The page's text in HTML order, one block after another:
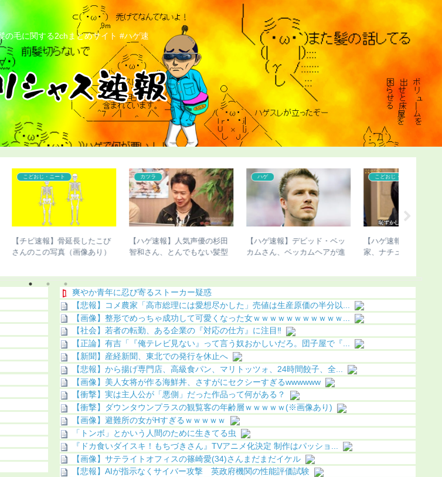
の毛に関する2chまとめサイト #ハゲ速
優の杉田
ない髪型
ハゲ
【ハゲ速報】デビッド・ベッ
カムさん、ベッカムヘアが進
こどおじ・ニート
【ハゲ速報】かまいたち濱
家、ナチュラルにハゲる（画
コンプレックス
【画像】三笘薫の髪、ヤバす
ぎる
爽やか青年に忍び寄るストーカー疑惑
【悲報】コメ農家「高市総理には愛想尽かした」売値は生産原価の半分以...
【画像】整形でめっちゃ成功して可愛くなった女ｗｗｗｗｗｗｗｗｗｗｗ...
【社会】若者の転勤、ある企業の『対応の仕方』に注目‼
【正論】有吉「『俺テレビ見ない』って言う奴おかしいだろ。団子屋で『...
【新聞】産経新聞、東北での発行を休止へ
【悲報】から揚げ専門店、高級食パン、マリトッツォ、24時間餃子、全...
【画像】美人女将が作る海鮮丼、さすがにセクシーすぎるwwwwww
【衝撃】実は主人公が「悪側」だった作品って何がある？
【衝撃】ダウンタウンプラスの観覧客の年齢層ｗｗｗｗｗ(※画像あり)
【画像】避難所の女がHすぎるｗｗｗｗｗ
「トンボ」とかいう人間のために生きてる虫
『ドカ食いダイスキ！もちづきさん』TVアニメ化決定 制作はパッショ...
【画像】サテライトオフィスの篠崎愛(34)さんまだまだイケル
【悲報】AIが指示なくサイバー攻撃 英政府機関の性能評価試験